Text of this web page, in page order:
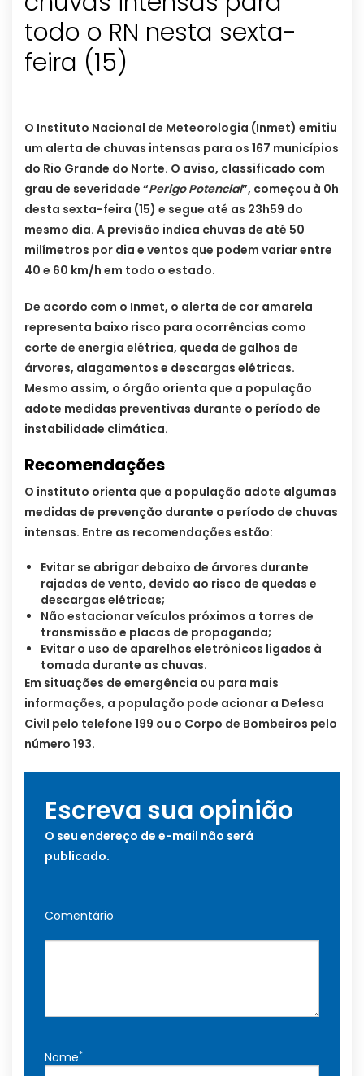
todo o RN nesta sexta-
feira (15)
O Instituto Nacional de Meteorologia (Inmet) emitiu
um alerta de chuvas intensas para os 167 municípios
do Rio Grande do Norte. O aviso, classificado com
grau de severidade “Perigo Potencial”, começou à 0h
desta sexta-feira (15) e segue até as 23h59 do
mesmo dia. A previsão indica chuvas de até 50
milímetros por dia e ventos que podem variar entre
40 e 60 km/h em todo o estado.
De acordo com o Inmet, o alerta de cor amarela
representa baixo risco para ocorrências como
corte de energia elétrica, queda de galhos de
árvores, alagamentos e descargas elétricas.
Mesmo assim, o órgão orienta que a população
adote medidas preventivas durante o período de
instabilidade climática.
Recomendações
O instituto orienta que a população adote algumas
medidas de prevenção durante o período de chuvas
intensas. Entre as recomendações estão:
Evitar se abrigar debaixo de árvores durante
rajadas de vento, devido ao risco de quedas e
descargas elétricas;
Não estacionar veículos próximos a torres de
transmissão e placas de propaganda;
Evitar o uso de aparelhos eletrônicos ligados à
tomada durante as chuvas.
Em situações de emergência ou para mais
informações, a população pode acionar a Defesa
Civil pelo telefone 199 ou o Corpo de Bombeiros pelo
número 193.
Escreva sua opinião
O seu endereço de e-mail não será
publicado.
Comentário
Nome*